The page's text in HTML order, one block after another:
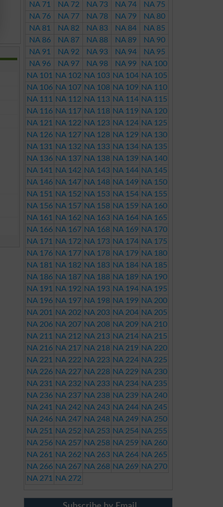
NA 71
NA 72 NA 73 NA 74
NA 75
NA 76
NA 77 NA 78 NA 79
NA 80
NA 81
NA 82 NA 83 NA 84
NA 85
NA 86
NA 87 NA 88 NA 89
NA 90
NA 91
NA 92 NA 93 NA 94
NA 95
NA 96
NA 97 NA 98 NA 99
NA 100
NA 101
NA 102 NA 103 NA 104 NA 105
NA 106 NA 107 NA 108 NA 109 NA 110
NA 111
NA 112 NA 113 NA 114 NA 115
NA 116 NA 117 NA 118 NA 119 NA 120
NA 121
NA 122 NA 123 NA 124 NA 125
NA 126 NA 127 NA 128 NA 129 NA 130
NA 131
NA 132 NA 133 NA 134 NA 135
NA 136 NA 137 NA 138 NA 139 NA 140
NA 141
NA 142 NA 143 NA 144 NA 145
NA 146 NA 147 NA 148 NA 149 NA 150
NA 151
NA 152 NA 153 NA 154 NA 155
NA 156 NA 157 NA 158 NA 159 NA 160
NA 161
NA 162 NA 163 NA 164 NA 165
NA 166 NA 167 NA 168 NA 169 NA 170
NA 171
NA 172 NA 173 NA 174 NA 175
NA 176 NA 177 NA 178 NA 179 NA 180
NA 181
NA 182 NA 183 NA 184 NA 185
NA 186 NA 187 NA 188 NA 189 NA 190
NA 191
NA 192 NA 193 NA 194 NA 195
NA 196 NA 197 NA 198 NA 199 NA 200
NA 201
NA 202 NA 203 NA 204 NA 205
NA 206 NA 207 NA 208 NA 209 NA 210
NA 211
NA 212 NA 213 NA 214 NA 215
NA 216 NA 217 NA 218 NA 219 NA 220
NA 221
NA 222 NA 223 NA 224 NA 225
NA 226 NA 227 NA 228 NA 229 NA 230
NA 231
NA 232 NA 233 NA 234 NA 235
NA 236 NA 237 NA 238 NA 239 NA 240
NA 241
NA 242 NA 243 NA 244 NA 245
NA 246 NA 247 NA 248 NA 249 NA 250
NA 251
NA 252 NA 253 NA 254 NA 255
NA 256 NA 257 NA 258 NA 259 NA 260
NA 261
NA 262 NA 263 NA 264 NA 265
NA 266 NA 267 NA 268 NA 269 NA 270
NA 271
NA 272